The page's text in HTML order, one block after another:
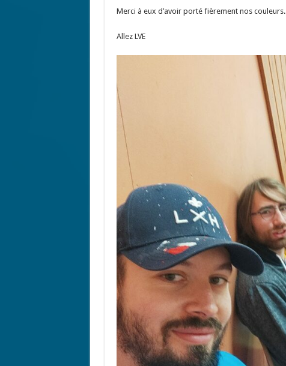
Merci à eux d’avoir porté fièrement nos couleurs.
Allez LVE